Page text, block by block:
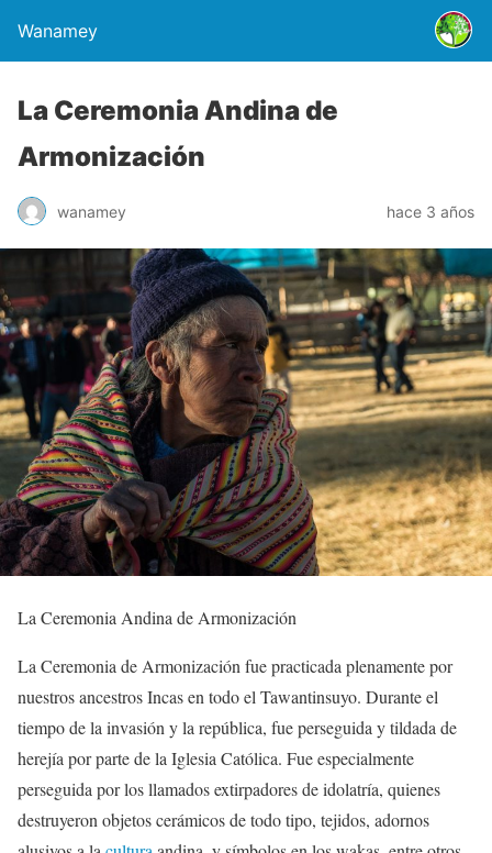
Wanamey
La Ceremonia Andina de
Armonización
wanamey hace 3 años
La Ceremonia Andina de Armonización
La Ceremonia de Armonización fue practicada plenamente por
nuestros ancestros Incas en todo el Tawantinsuyo. Durante el
tiempo de la invasión y la república, fue perseguida y tildada de
herejía por parte de la Iglesia Católica. Fue especialmente
perseguida por los llamados extirpadores de idolatría, quienes
destruyeron objetos cerámicos de todo tipo, tejidos, adornos